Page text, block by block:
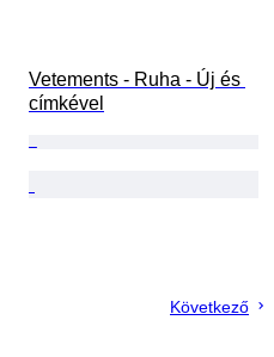
Vetements - Ruha - Új és
címkével
Következő